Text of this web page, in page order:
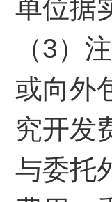
单位据
（3）
或向外
究开发
与委托